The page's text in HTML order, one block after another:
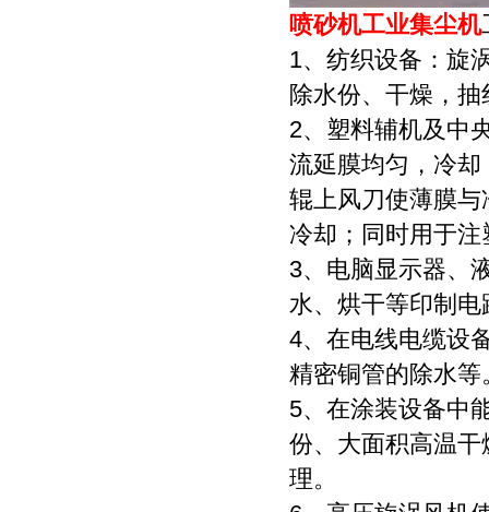
喷砂机工业集尘机
1、纺织设备：旋
除水份、干燥，抽
2、塑料辅机及中
流延膜均匀，冷却
辊上风刀使薄膜
冷却；同时用于
3、电脑显示器、
水、烘干等印制
4、在电线电缆设
精密铜管的除水等
5、在涂装设备中
份、大面积高温
理。